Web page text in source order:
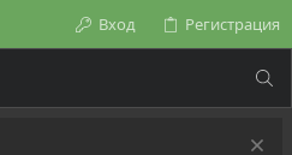
Вход Регистрация